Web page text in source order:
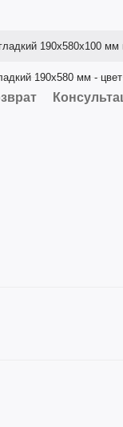
190х580х100
190х580 мм -